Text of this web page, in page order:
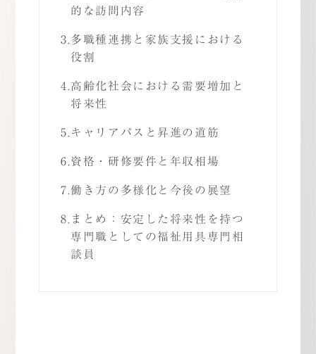
的な訪問内容
3.多職種連携と家族支援における
役割
4.高齢化社会における需要増加と
将来性
5. キャリアパスと昇進の道筋
6.資格・研修要件と年収相場
7.働き方の多様化と今後の展望
8. まとめ：安定した将来性を持つ
専門職としての福祉用具専門相
談員